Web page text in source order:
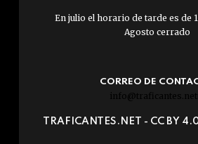
En julio el horario de tarde es de
Agosto cerrado
CORREO DE
info@traficantes.net
TRAFICANTES.NET - CC BY